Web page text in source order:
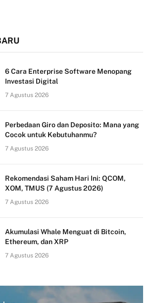
6 Cara Enterprise Software Menopang
Investasi Digital
7 Agustus 2026
Perbedaan Giro dan Deposito: Mana yang
Cocok untuk Kebutuhanmu?
7 Agustus 2026
Rekomendasi Saham Hari Ini: QCOM,
XOM, TMUS (7 Agustus 2026)
7 Agustus 2026
Akumulasi Whale Menguat di Bitcoin,
Ethereum, dan XRP
7 Agustus 2026